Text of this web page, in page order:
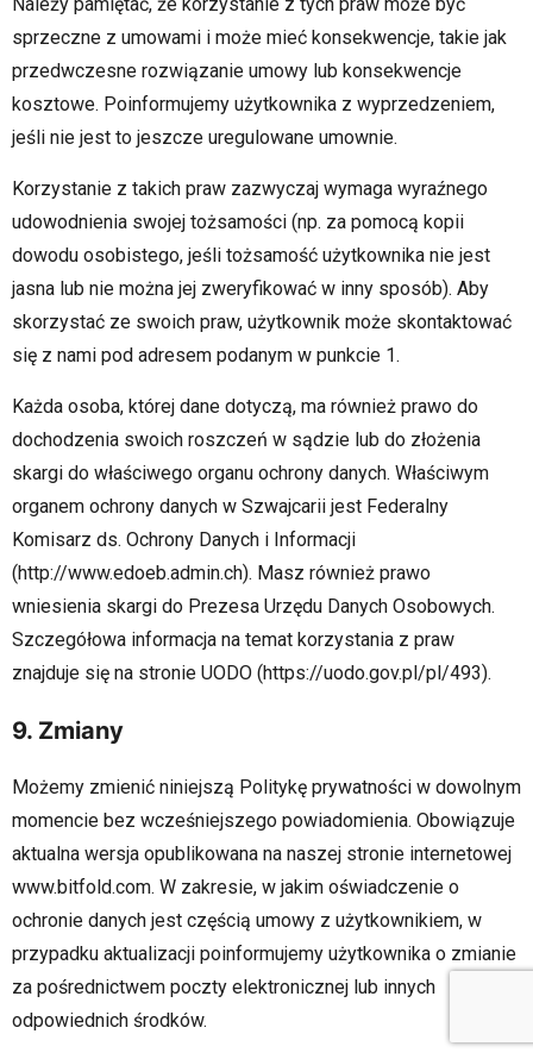
sprzeczne z umowami i może mieć konsekwencje, takie jak
przedwczesne rozwiązanie umowy lub konsekwencje
kosztowe. Poinformujemy użytkownika z wyprzedzeniem,
jeśli nie jest to jeszcze uregulowane umownie.
Korzystanie z takich praw zazwyczaj wymaga wyraźnego
udowodnienia swojej tożsamości (np. za pomocą kopii
dowodu osobistego, jeśli tożsamość użytkownika nie jest
jasna lub nie można jej zweryfikować w inny sposób). Aby
skorzystać ze swoich praw, użytkownik może skontaktować
się z nami pod adresem podanym w punkcie 1.
Każda osoba, której dane dotyczą, ma również prawo do
dochodzenia swoich roszczeń w sądzie lub do złożenia
skargi do właściwego organu ochrony danych. Właściwym
organem ochrony danych w Szwajcarii jest Federalny
Komisarz ds. Ochrony Danych i Informacji
(http://www.edoeb.admin.ch). Masz również prawo
wniesienia skargi do Prezesa Urzędu Danych Osobowych.
Szczegółowa informacja na temat korzystania z praw
znajduje się na stronie UODO (https://uodo.gov.pl/pl/493).
9. Zmiany
Możemy zmienić niniejszą Politykę prywatności w dowolnym
momencie bez wcześniejszego powiadomienia. Obowiązuje
aktualna wersja opublikowana na naszej stronie internetowej
www.bitfold.com. W zakresie, w jakim oświadczenie o
ochronie danych jest częścią umowy z użytkownikiem, w
przypadku aktualizacji poinformujemy użytkownika o zmianie
za pośrednictwem poczty elektronicznej lub innych
odpowiednich środków.